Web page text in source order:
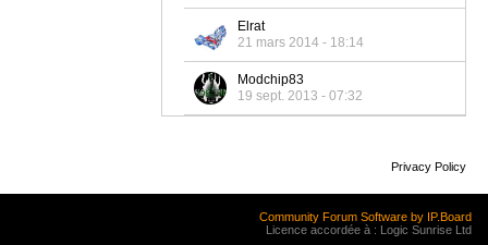
Elrat
21 mars 2014 - 18:14
Modchip83
19 sept. 2013 - 07:32
Privacy Policy
Community Forum Software by IP.Board
Licence accordée à : Logic Sunrise Ltd